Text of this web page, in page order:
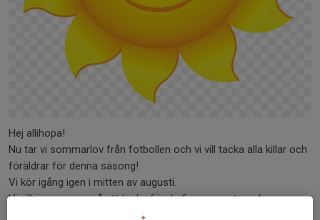
Hej allihopa!
Nu tar vi sommarlov från fotbollen och vi vill tacka alla killar och
föräldrar för denna säsong!
Vi kör igång igen i mitten av augusti.
Vi vill även passa på att tacka för de fina presenterna!